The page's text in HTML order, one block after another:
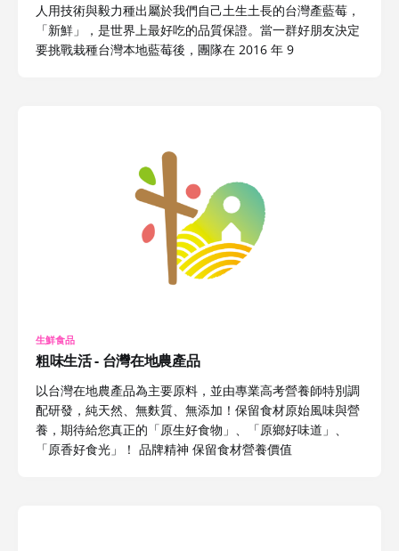
人用技術與毅力種出屬於我們自己土生土長的台灣產藍莓，
「新鮮」，是世界上最好吃的品質保證。當一群好朋友決定
要挑戰栽種台灣本地藍莓後，團隊在 2016 年 9
生鮮食品
粗味生活 - 台灣在地農產品
以台灣在地農產品為主要原料，並由專業高考營養師特別調
配研發，純天然、無麩質、無添加！保留食材原始風味與營
養，期待給您真正的「原生好食物」、「原鄉好味道」、
「原香好食光」！ 品牌精神 保留食材營養價值